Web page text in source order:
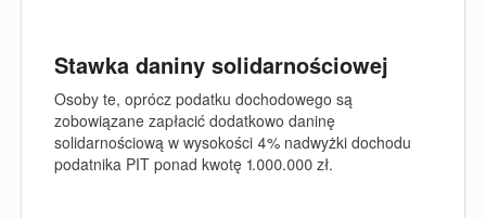
Stawka daniny solidarnościowej
Osoby te, oprócz podatku dochodowego są
zobowiązane zapłacić dodatkowo daninę
solidarnościową w wysokości 4% nadwyżki dochodu
podatnika PIT ponad kwotę 1.000.000 zł.